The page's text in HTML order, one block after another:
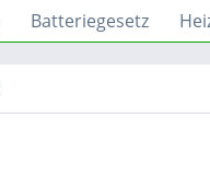
Batteriegesetz